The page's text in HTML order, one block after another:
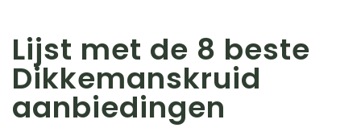
Lijst met de 8 beste
Dikkemanskruid
aanbiedingen